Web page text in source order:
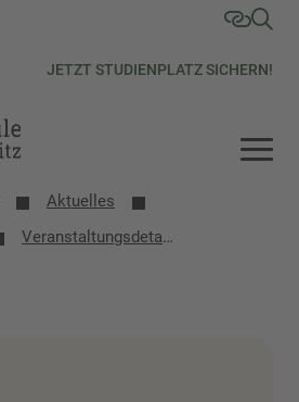
JETZT STUDIENPLATZ SICHERN!
Aktuelles
Veranstaltungsdetails